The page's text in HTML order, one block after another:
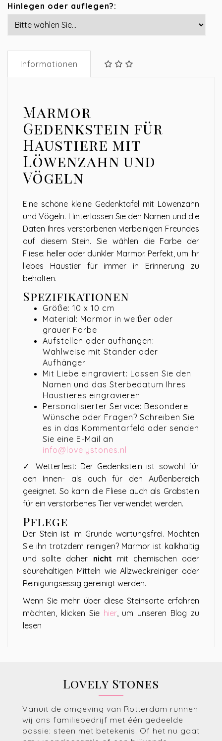
Hinlegen oder auflegen?:
Informationen
Marmor
Gedenkstein für
Haustiere mit
Löwenzahn und
Vögeln
Eine schöne kleine Gedenktafel mit Löwenzahn
und Vögeln. Hinterlassen Sie den Namen und die
Daten Ihres verstorbenen vierbeinigen Freundes
auf diesem Stein. Sie wählen die Farbe der
Fliese: heller oder dunkler Marmor. Perfekt, um Ihr
liebes Haustier für immer in Erinnerung zu
behalten.
Spezifikationen
Größe: 10 x 10 cm
Material: Marmor in weißer oder
grauer Farbe
Aufstellen oder aufhängen:
Wahlweise mit Ständer oder
Aufhänger
Mit Liebe eingraviert: Lassen Sie den
Namen und das Sterbedatum Ihres
Haustieres eingravieren
Personalisierter Service: Besondere
Wünsche oder Fragen? Schreiben Sie
es in das Kommentarfeld oder senden
Sie eine E-Mail an
info@lovelystones.nl
✓ Wetterfest: Der Gedenkstein ist sowohl für
den Innen- als auch für den Außenbereich
geeignet. So kann die Fliese auch als Grabstein
für ein verstorbenes Tier verwendet werden.
Pflege
Der Stein ist im Grunde wartungsfrei. Möchten
Sie ihn trotzdem reinigen? Marmor ist kalkhaltig
und sollte daher nicht mit chemischen oder
säurehaltigen Mitteln wie Allzweckreiniger oder
Reinigungsessig gereinigt werden.
Wenn Sie mehr über diese Steinsorte erfahren
möchten, klicken Sie hier, um unseren Blog zu
lesen
Lovely Stones
Vanuit de omgeving van Rotterdam runnen
wij ons familiebedrijf met één gedeelde
passie: steen met betekenis. Of het nu gaat